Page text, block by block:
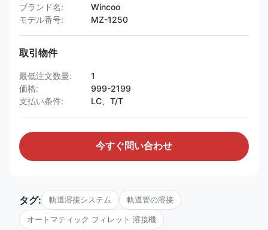
ブランド名:
Wincoo
モデル番号:
MZ-1250
取引物件
最低注文数量:
1
価格:
999-2199
支払い条件:
LC、T/T
今すぐ問い合わせ
タグ: 軌道溶接システム 軌道管の溶接
オートマティック フィレット 溶接機